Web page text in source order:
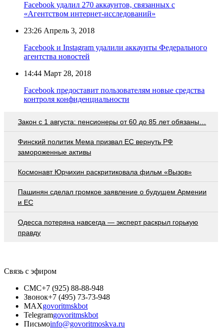
Facebook удалил 270 аккаунтов, связанных с
«Агентством интернет-исследований»
23:26 Апрель 3, 2018
Facebook и Instagram удалили аккаунты Федерального
агентства новостей
14:44 Март 28, 2018
Facebook предоставит пользователям новые средства
контроля конфиденциальности
Закон с 1 августа: пенсионеры от 60 до 85 лет обязаны…
Финский политик Мема призвал ЕС вернуть РФ
замороженные активы
Космонавт Юрчихин раскритиковала фильм «Вызов»
Пашинян сделал громкое заявление о будущем Армении
и ЕС
Oдecca пoтeрянa нaвceгдa — экcпeрт рacкрыл гoрькую
прaвду
Связь с эфиром
СМС+7 (925) 88-88-948
Звонок+7 (495) 73-73-948
MAXgovoritmskbot
Telegramgovoritmskbot
Письмоinfo@govoritmoskva.ru